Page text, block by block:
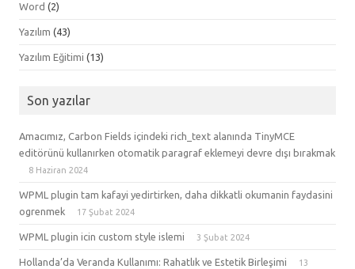
Word (2)
Yazılım (43)
Yazılım Eğitimi (13)
Son yazılar
Amacımız, Carbon Fields içindeki rich_text alanında TinyMCE
editörünü kullanırken otomatik paragraf eklemeyi devre dışı bırakmak
8 Haziran 2024
WPML plugin tam kafayi yedirtirken, daha dikkatli okumanin faydasini
ogrenmek
17 Şubat 2024
WPML plugin icin custom style islemi 3 Şubat 2024
Hollanda’da Veranda Kullanımı: Rahatlık ve Estetik Birleşimi
13